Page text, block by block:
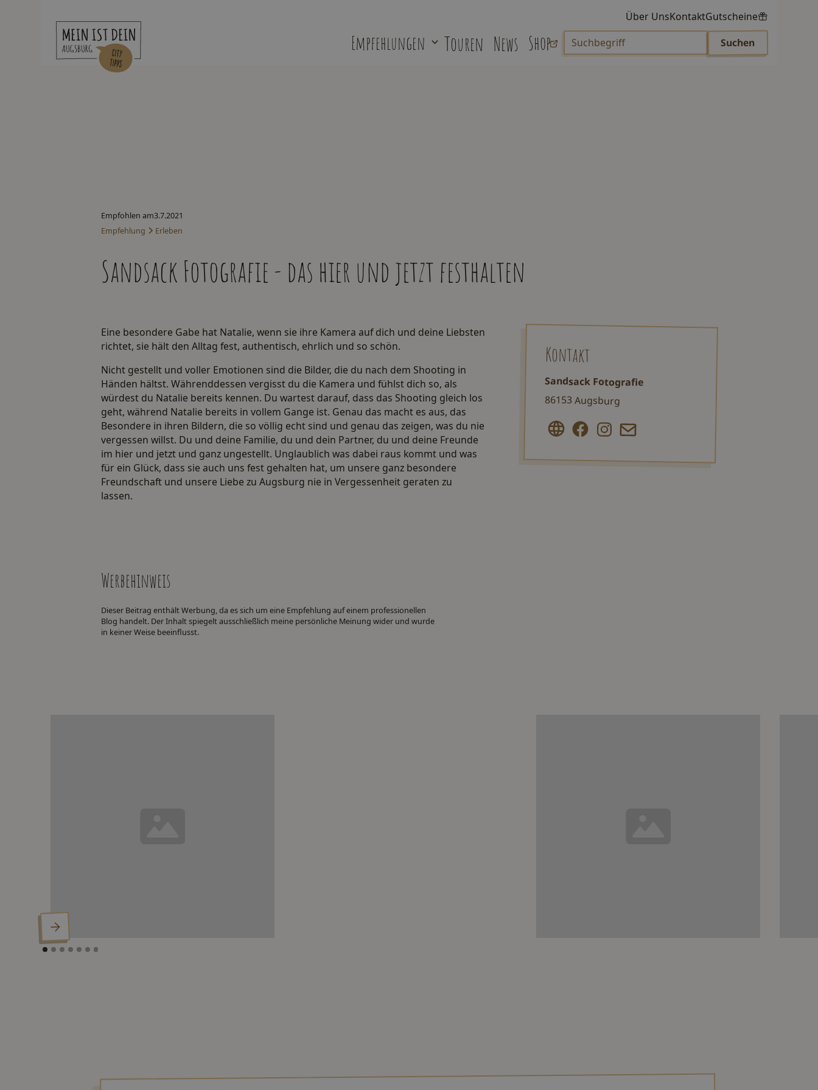
Über UnsKontaktGutscheine
Empfehlungen Touren News Shop
Empfohlen am3.7.2021
Empfehlung
Erleben
Sandsack Fotografie - das hier und jetzt festhalten
Eine besondere Gabe hat Natalie, wenn sie ihre Kamera auf dich und deine Liebsten
richtet, sie hält den Alltag fest, authentisch, ehrlich und so schön.
Nicht gestellt und voller Emotionen sind die Bilder, die du nach dem Shooting in
Händen hältst. Währenddessen vergisst du die Kamera und fühlst dich so, als
würdest du Natalie bereits kennen. Du wartest darauf, dass das Shooting gleich los
geht, während Natalie bereits in vollem Gange ist. Genau das macht es aus, das
Besondere in ihren Bildern, die so völlig echt sind und genau das zeigen, was du nie
vergessen willst. Du und deine Familie, du und dein Partner, du und deine Freunde
im hier und jetzt und ganz ungestellt. Unglaublich was dabei raus kommt und was
für ein Glück, dass sie auch uns fest gehalten hat, um unsere ganz besondere
Freundschaft und unsere Liebe zu Augsburg nie in Vergessenheit geraten zu
lassen.
Kontakt
Sandsack Fotografie
86153 Augsburg
Werbehinweis
Dieser Beitrag enthält Werbung, da es sich um eine Empfehlung auf einem professionellen
Blog handelt. Der Inhalt spiegelt ausschließlich meine persönliche Meinung wider und wurde
in keiner Weise beeinflusst.